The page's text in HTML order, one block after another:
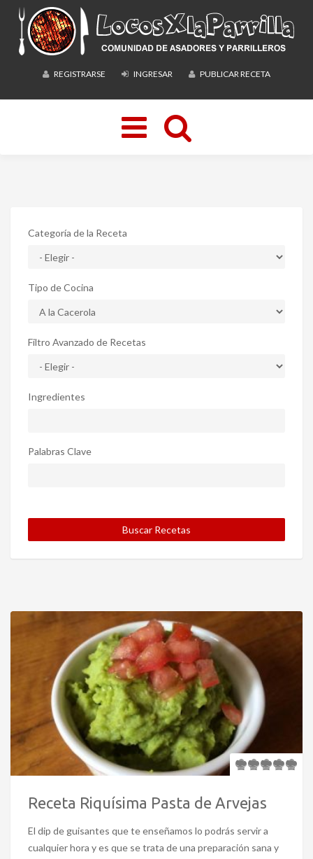
REGISTRARSE INGRESAR PUBLICAR RECETA
Toggle
navigation
Categoría de la Receta
Tipo de Cocina
Filtro Avanzado de Recetas
Ingredientes
Palabras Clave
Buscar Recetas
Receta Riquísima Pasta de Arvejas
El dip de guisantes que te enseñamos lo podrás servir a
cualquier hora y es que se trata de una preparación sana y